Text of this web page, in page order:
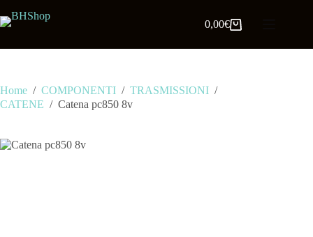
0,00€
Home / COMPONENTI / TRASMISSIONI /
CATENE / Catena pc850 8v